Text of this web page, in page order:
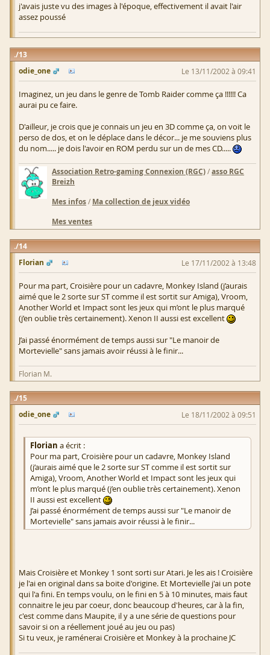
j'avais juste vu des images à l'époque, effectivement il avait l'air
assez poussé
13
odie_one
Le 13/11/2002 à 09:41
Imaginez, un jeu dans le genre de Tomb Raider comme ça !!!!!! Ca
aurai pu ce faire.
D'ailleur, je crois que je connais un jeu en 3D comme ça, on voit le
perso de dos, et on le déplace dans le décor... je me souviens plus
du nom..... je dois l'avoir en ROM perdu sur un de mes CD.....
Association Retro-gaming Connexion (RGC)/asso RGC
Breizh
Mes infos/ Ma collection de jeux vidéo
Mes ventes
14
Florian
Le 17/11/2002 à 13:48
Pour ma part, Croisière pour un cadavre, Monkey Island (j’aurais
aimé que le 2 sorte sur ST comme il est sortit sur Amiga), Vroom,
Another World et Impact sont les jeux qui m’ont le plus marqué
(j’en oublie très certainement). Xenon II aussi est excellent
J’ai passé énormément de temps aussi sur "Le manoir de
Mortevielle" sans jamais avoir réussi à le finir...
Florian M.
15
odie_one
Le 18/11/2002 à 09:51
Florian a écrit :
Pour ma part, Croisière pour un cadavre, Monkey Island
(j’aurais aimé que le 2 sorte sur ST comme il est sortit sur
Amiga), Vroom, Another World et Impact sont les jeux qui
m’ont le plus marqué (j’en oublie très certainement). Xenon
II aussi est excellent
J’ai passé énormément de temps aussi sur "Le manoir de
Mortevielle" sans jamais avoir réussi à le finir...
Mais Croisière et Monkey 1 sont sorti sur Atari. Je les ais ! Croisière
je l'ai en original dans sa boite d'origine. Et Mortevielle j'ai un pote
qui l'a fini. En temps voulu, on le fini en 5 à 10 minutes, mais faut
connaitre le jeu par coeur, donc beaucoup d'heures, car à la fin,
c'est comme dans Maupite, il y a une série de questions pour
savoir si on a réellement joué au jeu ou pas)
Si tu veux, je raménerai Croisière et Monkey à la prochaine JC